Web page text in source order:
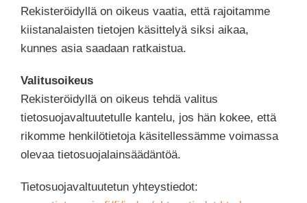
Rekisteröidyllä on oikeus vaatia, että rajoitamme
kiistanalaisten tietojen käsittelyä siksi aikaa,
kunnes asia saadaan ratkaistua.
Valitusoikeus
Rekisteröidyllä on oikeus tehdä valitus
tietosuojavaltuutetulle kantelu, jos hän kokee, että
rikomme henkilötietoja käsitellessämme voimassa
olevaa tietosuojalainsäädäntöä.
Tietosuojavaltuutetun yhteystiedot: